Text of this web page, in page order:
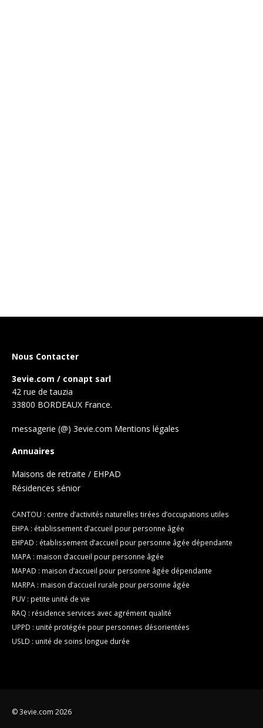
Nous Contacter
3evie.com / conapt sarl
42 rue de tauzia
33800 BORDEAUX France.
messagerie (@) 3evie.com Mentions légales
Annuaires
Maisons de retraite / EHPAD
Résidences sénior
CANTOU : centre d’activités naturelles tirées d’occupations utiles
EHPA : établissement d’accueil pour personne âgée
EHPAD : établissement d’accueil pour personne âgée dépendante
MAPA : maison d’accueil pour personne âgée
MAPAD : maison d’accueil pour personne âgée dépendante
MARPA : maison d’accueil rurale pour personne âgée
PUV : petite unité de vie
RAQ : résidence services avec agrément qualité
UPPD : unité protégée pour personnes désorientées
USLD : unité de soins longue durée
© 3evie.com 2026